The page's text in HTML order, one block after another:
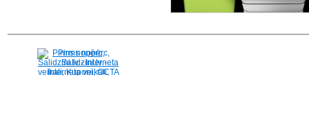
Pirms nopērc,
Salidzini.lv - Interneta
veikali, Kuponi, OCTA